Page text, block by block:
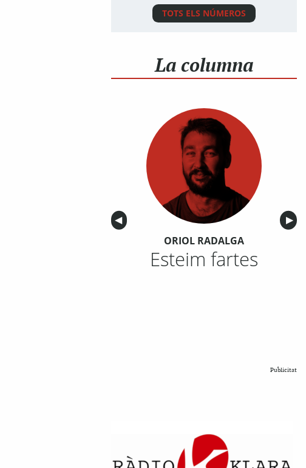
TOTS ELS NÚMEROS
La columna
Anterior
◀︎ ▶︎
ORIOL RADALGA
Esteim fartes
Publicitat